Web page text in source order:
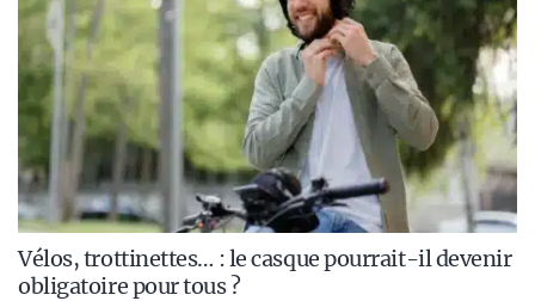
Vélos, trottinettes… : le casque pourrait-il devenir
obligatoire pour tous ?